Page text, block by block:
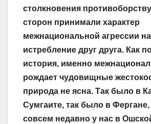
столкновения
сторон принимали характер
межнациональной агрессии
истребление друг друга. Как
история, именно
рождает чудовищные
природа не ясна. Так было в
Сумгаите, так было в
совсем недавно у нас в